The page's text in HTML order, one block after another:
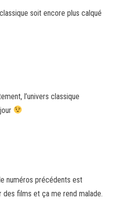
soit encore plus calqué
l’univers classique
numéros précédents est
films et ça me rend malade.